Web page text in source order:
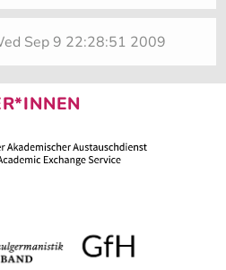
Sep 9 22:28:51 2009